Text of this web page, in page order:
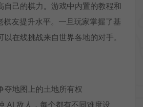
自己的棋力。游戏中内置的教程和
棋友提升水平。一旦玩家掌握了基
以在线挑战来自世界各地的对手。
夺地图上的土地所有权
AI 敌人，每个都有不同难度设